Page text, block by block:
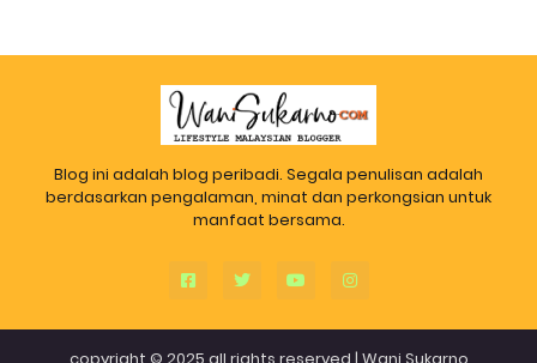
Blog ini adalah blog peribadi. Segala penulisan adalah
berdasarkan pengalaman, minat dan perkongsian untuk
manfaat bersama.